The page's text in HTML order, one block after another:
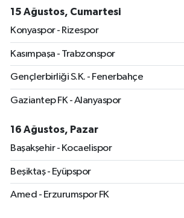
15 Ağustos, Cumartesi
Konyaspor - Rizespor
Kasımpaşa - Trabzonspor
Gençlerbirliği S.K. - Fenerbahçe
Gaziantep FK - Alanyaspor
16 Ağustos, Pazar
Başakşehir - Kocaelispor
Beşiktaş - Eyüpspor
Amed - Erzurumspor FK